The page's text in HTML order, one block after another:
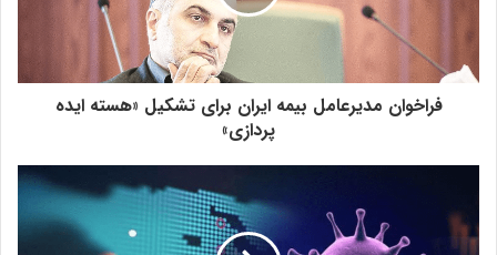
در پیش رو چکیده ای کوتاه از این گفت و گوی دو ساعت و نیمه
منتشر می شود:
-این پیمان دو جانبه که در حد توافق نامه و برنامه است نه تنها در
نخواهد داشت زیرا نگاه چین در وهله اول به پروژه های نفت و گاز و
پتروشیمی و بانکی است.
فراخوان مدیرعامل بیمه ایران برای تشکیل «هسته ایده
پردازی»‏